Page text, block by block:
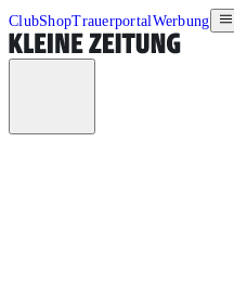
ClubShopTrauerportalWerbung